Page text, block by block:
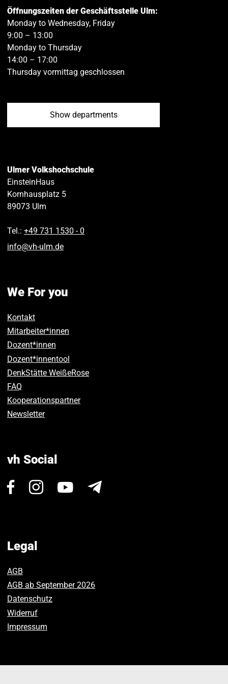
Öffnungszeiten der Geschäftsstelle Ulm:
Monday to Wednesday, Friday
9:00 – 13:00
Monday to Thursday
14:00 – 17:00
Thursday vormittag geschlossen
Show departments
Ulmer Volkshochschule
EinsteinHaus
Kornhausplatz 5
89073 Ulm
Tel.: +49 731 1530 ‑ 0
info@vh-ulm.de
We For you
Kontakt
Mitarbeiter*innen
Dozent*innen
Dozent*innentool
DenkStätte WeißeRose
FAQ
Kooperationspartner
Newsletter
vh Social
Visit Visit
Visit
Legal
AGB
AGB ab September 2026
Datenschutz
Widerruf
Impressum